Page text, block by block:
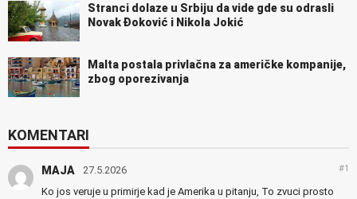
Stranci dolaze u Srbiju da vide gde su odrasli
Novak Đoković i Nikola Jokić
Malta postala privlačna za američke kompanije,
zbog oporezivanja
KOMENTARI
MAJA 27.5.2026 #1
Ko jos veruje u primirje kad je Amerika u pitanju, To zvuci prosto